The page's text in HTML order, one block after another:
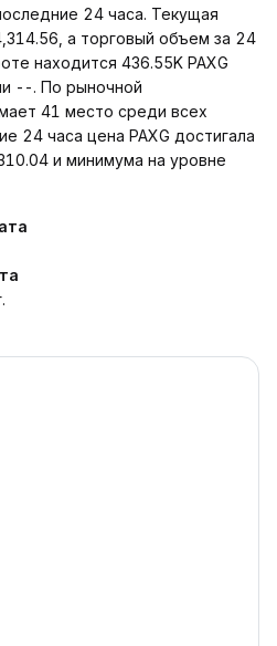
24 часа. Текущая
а торговый объем за 24
находится 436.55K PAXG
--. По рыночной
41 место среди всех
24 часа цена PAXG достигала
и минимума на уровне